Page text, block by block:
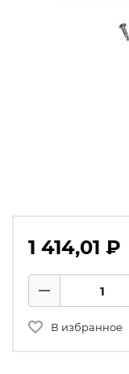
1 414,01 ₽
Минус
В избранное